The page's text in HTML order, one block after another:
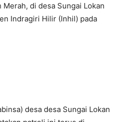
Merah, di desa Sungai Lokan
Indragiri Hilir (Inhil) pada
desa desa Sungai Lokan